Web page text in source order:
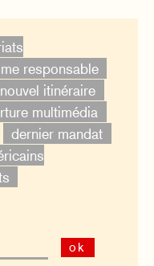
responsable
nouvel itinéraire
multimédia
dernier mandat
ok